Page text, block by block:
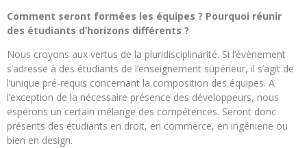
Comment seront formées les équipes ? Pourquoi réunir
des étudiants d’horizons différents ?
Nous croyons aux vertus de la pluridisciplinarité. Si l’évènement
s’adresse à des étudiants de l’enseignement supérieur, il s’agit de
l’unique pré-requis concernant la composition des équipes. A
l’exception de la nécessaire présence des développeurs, nous
espérons un certain mélange des compétences. Seront donc
présents des étudiants en droit, en commerce, en ingénierie ou
bien en design.